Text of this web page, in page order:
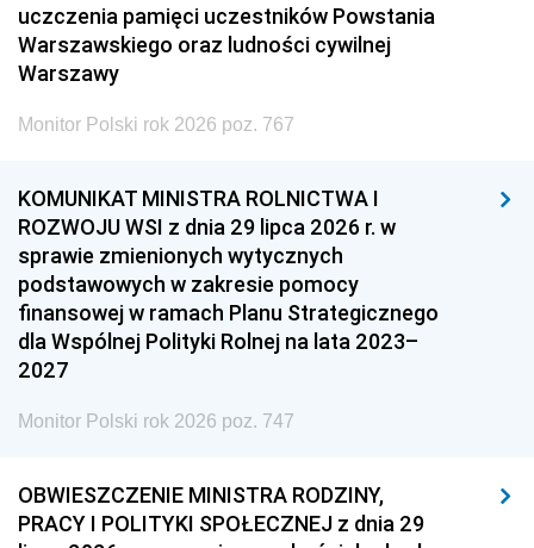
uczczenia pamięci uczestników Powstania
Warszawskiego oraz ludności cywilnej
Warszawy
Monitor Polski rok 2026 poz. 767
KOMUNIKAT MINISTRA ROLNICTWA I
ROZWOJU WSI z dnia 29 lipca 2026 r. w
sprawie zmienionych wytycznych
podstawowych w zakresie pomocy
finansowej w ramach Planu Strategicznego
dla Wspólnej Polityki Rolnej na lata 2023–
2027
Monitor Polski rok 2026 poz. 747
OBWIESZCZENIE MINISTRA RODZINY,
PRACY I POLITYKI SPOŁECZNEJ z dnia 29